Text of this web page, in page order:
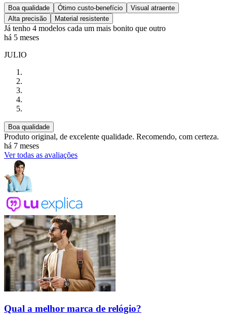
Boa qualidade Ótimo custo-benefício
Visual atraente
Alta precisão
Material resistente
Já tenho 4 modelos cada um mais bonito que outro
há 5 meses
JULIO
Boa qualidade
Produto original, de excelente qualidade. Recomendo, com certeza.
há 7 meses
Ver todas as avaliações
Qual a melhor marca de relógio?